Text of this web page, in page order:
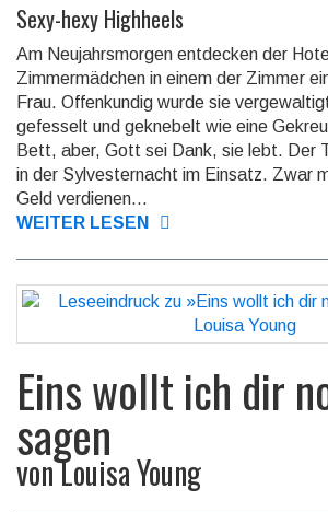
Sexy-hexy Highheels
Am Neujahrsmorgen entdecken der
Zimmermädchen in einem der Zimmer
Frau. Offenkundig wurde sie
gefesselt und geknebelt wie eine
Bett, aber, Gott sei Dank, sie lebt. Der
in der Sylvesternacht im Einsatz. Zwar
Geld verdienen...
WEITER LESEN
Eins wollt ich dir
sagen
vonLouisa Young